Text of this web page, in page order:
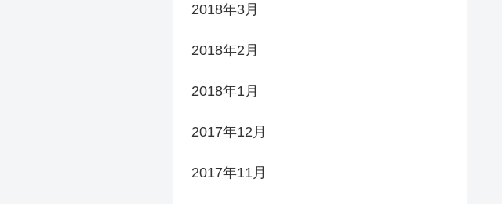
2018年3月
2018年2月
2018年1月
2017年12月
2017年11月